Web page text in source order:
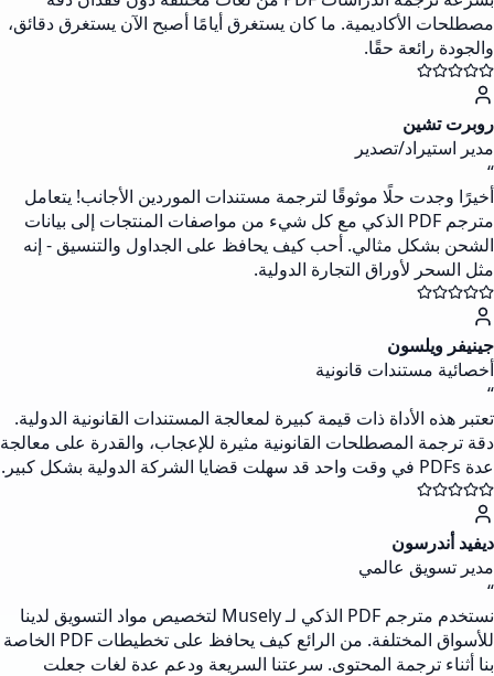
مصطلحات الأكاديمية. ما كان يستغرق أيامًا أصبح الآن يستغرق دقائق،
والجودة رائعة حقًا.
روبرت تشين
مدير استيراد/تصدير
“
أخيرًا وجدت حلًا موثوقًا لترجمة مستندات الموردين الأجانب! يتعامل
مترجم PDF الذكي مع كل شيء من مواصفات المنتجات إلى بيانات
الشحن بشكل مثالي. أحب كيف يحافظ على الجداول والتنسيق - إنه
مثل السحر لأوراق التجارة الدولية.
جينيفر ويلسون
أخصائية مستندات قانونية
“
تعتبر هذه الأداة ذات قيمة كبيرة لمعالجة المستندات القانونية الدولية.
دقة ترجمة المصطلحات القانونية مثيرة للإعجاب، والقدرة على معالجة
عدة PDFs في وقت واحد قد سهلت قضايا الشركة الدولية بشكل كبير.
ديفيد أندرسون
مدير تسويق عالمي
“
نستخدم مترجم PDF الذكي لـ Musely لتخصيص مواد التسويق لدينا
للأسواق المختلفة. من الرائع كيف يحافظ على تخطيطات PDF الخاصة
بنا أثناء ترجمة المحتوى. سرعتنا السريعة ودعم عدة لغات جعلت